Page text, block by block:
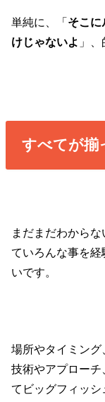
単純に、「そこに
けじゃないよ 」、
すべてが揃
まだまだわから
ていろんな事を
いです。
場所やタイミン
技術やアプロー
てビッグフィッシ